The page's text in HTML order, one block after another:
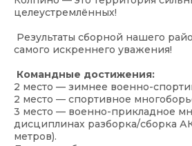
целеустремлённых!
Результаты сборной нашего
самого искреннего уважения!
Командные достижения:
2 место — зимнее военно-
2 место — спортивное
3 место — военно-прикладное
дисциплинах разборка/сборка
метров).